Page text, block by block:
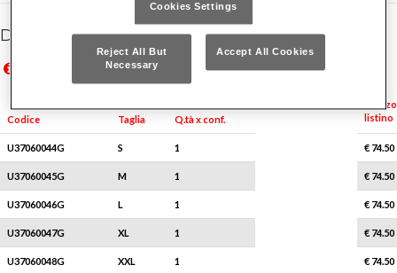
Dettagli famiglia
Prezzi in Euro IVA esclusa, validi solo per il mercato italiano
Codice Taglia Q.tà x conf.
Prezzo
listino
U37060044G S 1 € 74.50
U37060045G M 1 € 74.50
U37060046G L 1 € 74.50
U37060047G XL 1 € 74.50
U37060048G XXL 1 € 74.50
Cookies Settings
Reject All But
Necessary
Accept All Cookies